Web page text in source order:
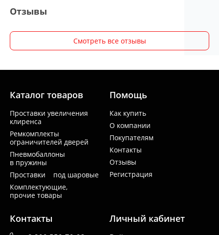
Отзывы
Смотреть все отзывы
Каталог товаров
Проставки увеличения
клиренса
Ремкомплекты
ограничителей дверей
Пневмобаллоны
в пружины
Проставки под шаровые
Комплектующие,
прочие товары
Помощь
Как купить
О компании
Покупателям
Контакты
Отзывы
Регистрация
Контакты Личный кабинет